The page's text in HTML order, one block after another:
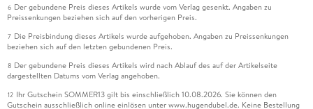
6 Der gebundene Preis dieses Artikels wurde vom Verlag gesenkt. Angaben zu
Preissenkungen beziehen sich auf den vorherigen Preis.
7 Die Preisbindung dieses Artikels wurde aufgehoben. Angaben zu Preissenkungen
beziehen sich auf den letzten gebundenen Preis.
8 Der gebundene Preis dieses Artikels wird nach Ablauf des auf der Artikelseite
dargestellten Datums vom Verlag angehoben.
12 Ihr Gutschein SOMMER13 gilt bis einschließlich 10.08.2026. Sie können den
Gutschein ausschließlich online einlösen unter www.hugendubel.de. Keine Bestellung